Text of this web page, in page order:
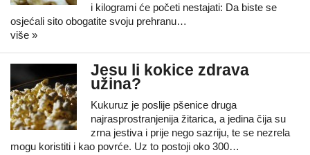
i kilogrami će početi nestajati: Da biste se
osjećali sito obogatite svoju prehranu…
više »
Jesu li kokice zdrava
užina?
Kukuruz je poslije pšenice druga
najrasprostranjenija žitarica, a jedina čija su
zrna jestiva i prije nego sazriju, te se nezrela
mogu koristiti i kao povrće. Uz to postoji oko 300…